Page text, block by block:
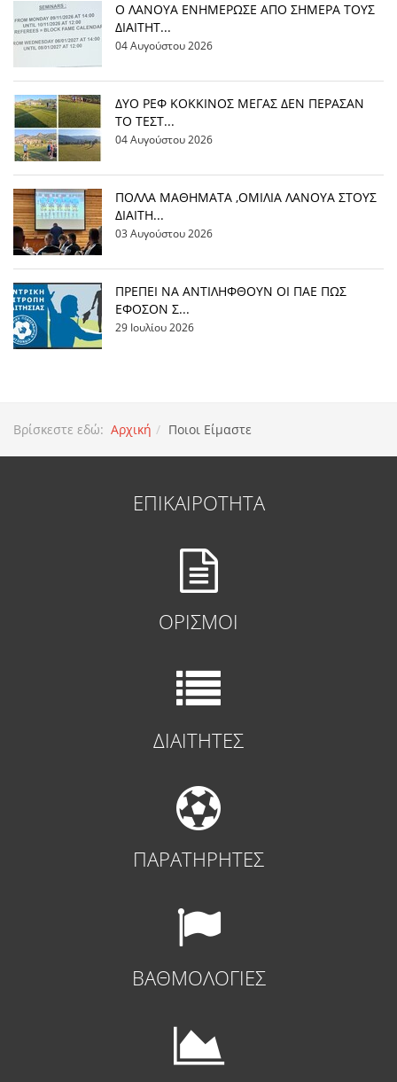
Ο ΛΑΝΟΥΑ ΕΝΗΜΕΡΩΣΕ ΑΠΟ ΣΗΜΕΡΑ ΤΟΥΣ
ΔΙΑΙΤΗΤ...
04 Αυγούστου 2026
ΔΥΟ ΡΕΦ ΚΟΚΚΙΝΟΣ ΜΕΓΑΣ ΔΕΝ ΠΕΡΑΣΑΝ
ΤΟ ΤΕΣΤ...
04 Αυγούστου 2026
ΠΟΛΛΑ ΜΑΘΗΜΑΤΑ ,ΟΜΙΛΙΑ ΛΑΝΟΥΑ ΣΤΟΥΣ
ΔΙΑΙΤΗ...
03 Αυγούστου 2026
ΠΡΕΠΕΙ ΝΑ ΑΝΤΙΛΗΦΘΟΥΝ ΟΙ ΠΑΕ ΠΩΣ
ΕΦΟΣΟΝ Σ...
29 Ιουλίου 2026
Βρίσκεστε εδώ: Αρχική Ποιοι Είμαστε
ΕΠΙΚΑΙΡΟΤΗΤΑ
ΟΡΙΣΜΟΙ
ΔΙΑΙΤΗΤΕΣ
ΠΑΡΑΤΗΡΗΤΕΣ
ΒΑΘΜΟΛΟΓΙΕΣ